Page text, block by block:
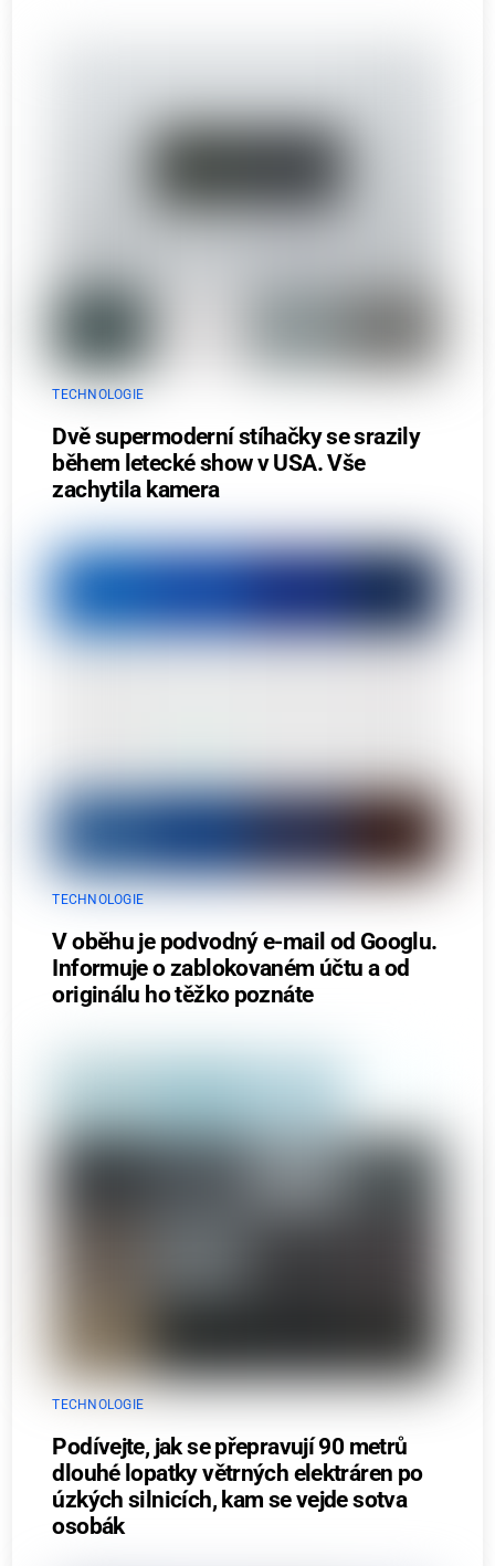
TECHNOLOGIE
Dvě supermoderní stíhačky se srazily
během letecké show v USA. Vše
zachytila kamera
TECHNOLOGIE
V oběhu je podvodný e-mail od Googlu.
Informuje o zablokovaném účtu a od
originálu ho těžko poznáte
TECHNOLOGIE
Podívejte, jak se přepravují 90 metrů
dlouhé lopatky větrných elektráren po
úzkých silnicích, kam se vejde sotva
osobák